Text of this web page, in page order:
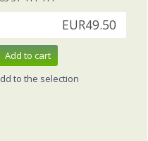
EUR49.50
Add to cart
to the selection